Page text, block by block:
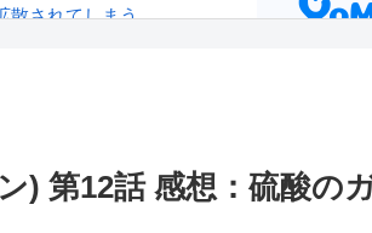
散されてしまう…
) 第12話 感想：硫酸の